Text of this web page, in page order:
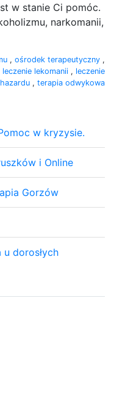
w stanie Ci pomóc.
narkomanii,
, ośrodek terapeutyczny ,
leczenie lekomanii , leczenie
hazardu , terapia odwykowa
w kryzysie.
i Online
Gorzów
dorosłych